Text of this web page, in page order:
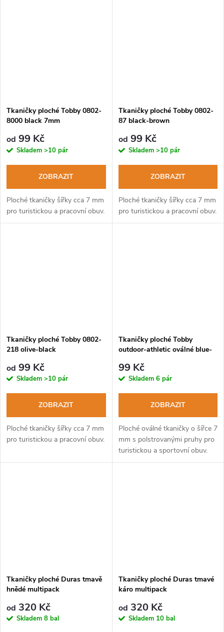
Tkaničky ploché Tobby 0802-
8000 black 7mm
od 99 Kč
Skladem >10 pár
ZOBRAZIT
Ploché tkaničky šířky cca 7 mm
pro turistickou a pracovní obuv.
Tkaničky ploché Tobby 0802-
87 black-brown
od 99 Kč
Skladem >10 pár
ZOBRAZIT
Ploché tkaničky šířky cca 7 mm
pro turistickou a pracovní obuv.
Tkaničky ploché Tobby 0802-
218 olive-black
od 99 Kč
Skladem >10 pár
ZOBRAZIT
Ploché tkaničky šířky cca 7 mm
pro turistickou a pracovní obuv.
Tkaničky ploché Tobby
outdoor-athletic oválné blue-
99 Kč
Skladem 6 pár
ZOBRAZIT
Ploché oválné tkaničky o šířce 7
mm s polstrovanými pruhy pro
turistickou a sportovní obuv.
Tkaničky ploché Duras tmavě
hnědé multipack
od 320 Kč
Skladem 8 bal
Tkaničky ploché Duras tmavé
káro multipack
od 320 Kč
Skladem 10 bal